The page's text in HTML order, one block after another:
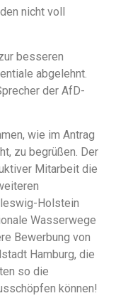
nicht voll
besseren
abgelehnt.
der AfD-
wie im Antrag
zu begrüßen. Der
Mitarbeit die
Holstein
Wasserwege
Bewerbung von
Hamburg, die
so die
können!